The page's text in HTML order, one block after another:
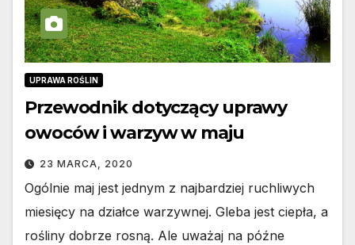
UPRAWA ROŚLIN
Przewodnik dotyczący uprawy
owoców i warzyw w maju
23 MARCA, 2020
Ogólnie maj jest jednym z najbardziej ruchliwych
miesięcy na działce warzywnej. Gleba jest ciepła, a
rośliny dobrze rosną. Ale uważaj na późne